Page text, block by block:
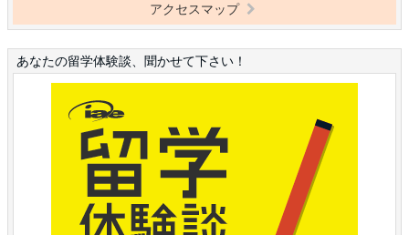
アクセスマップ
あなたの留学体験談、聞かせて下さい！